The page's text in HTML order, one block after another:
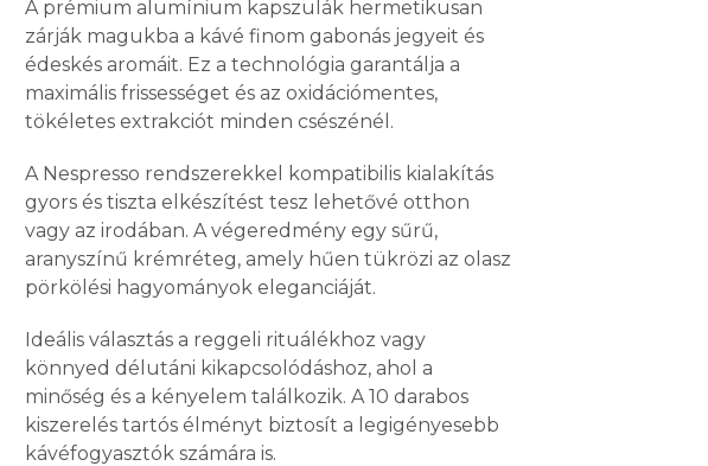
A prémium alumínium kapszulák hermetikusan
zárják magukba a kávé finom gabonás jegyeit és
édeskés aromáit. Ez a technológia garantálja a
maximális frissességet és az oxidációmentes,
tökéletes extrakciót minden csészénél.
A Nespresso rendszerekkel kompatibilis kialakítás
gyors és tiszta elkészítést tesz lehetővé otthon
vagy az irodában. A végeredmény egy sűrű,
aranyszínű krémréteg, amely hűen tükrözi az olasz
pörkölési hagyományok eleganciáját.
Ideális választás a reggeli rituálékhoz vagy
könnyed délutáni kikapcsolódáshoz, ahol a
minőség és a kényelem találkozik. A 10 darabos
kiszerelés tartós élményt biztosít a legigényesebb
kávéfogyasztók számára is.